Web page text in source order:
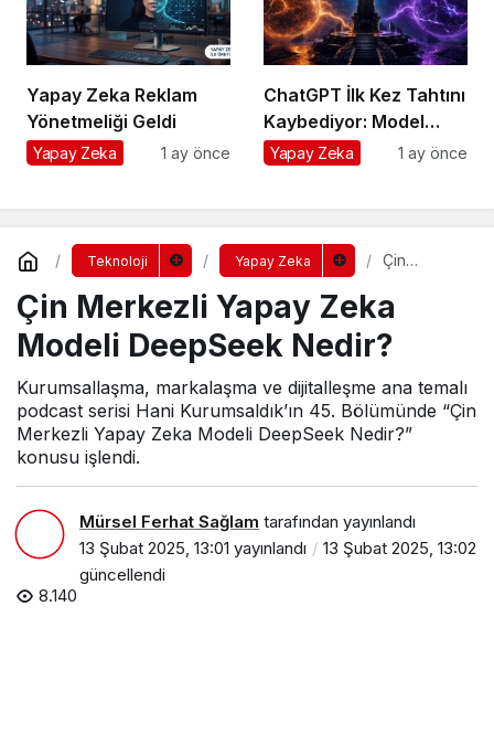
Yapay Zeka Reklam
Yönetmeliği Geldi
Yapay Zeka 1 ay önce
ChatGPT İlk Kez Tahtını
Kaybediyor: Model
Savaşında Girişimcinin
Yapay Zeka 1 ay önce
Teknoloji Yapay Zeka
Çin
Yapay
Zeka
Modeli
DeepSeek
Çin Merkezli Yapay Zeka
Modeli DeepSeek Nedir?
Kurumsallaşma, markalaşma ve dijitalleşme ana temalı
podcast serisi Hani Kurumsaldık’ın 45. Bölümünde “Çin
Merkezli Yapay Zeka Modeli DeepSeek Nedir?”
konusu işlendi.
Mürsel Ferhat Sağlam tarafından yayınlandı
13 Şubat 2025, 13:01 yayınlandı
13 Şubat 2025, 13:02
güncellendi
8.140